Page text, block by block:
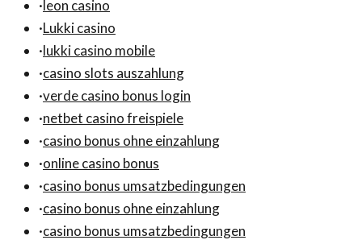
·leon casino
·Lukki casino
·lukki casino mobile
·casino slots auszahlung
·verde casino bonus login
·netbet casino freispiele
·casino bonus ohne einzahlung
·online casino bonus
·casino bonus umsatzbedingungen
·casino bonus ohne einzahlung
·casino bonus umsatzbedingungen